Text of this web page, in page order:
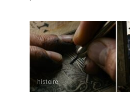
histoire